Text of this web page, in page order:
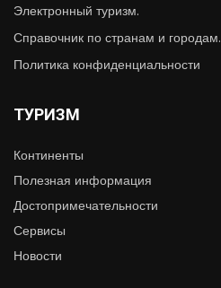
Электронный туризм.
Справочник по странам и городам.
Политика конфиденциальности
ТУРИЗМ
Континенты
Полезная информация
Достопримечательности
Сервисы
Новости